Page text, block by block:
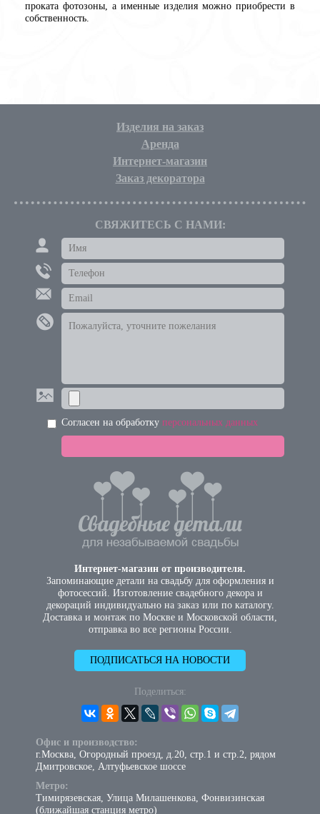
проката фотозоны, а именные изделия можно приобрести в
собственность.
Изделия на заказ
Аренда
Интернет-магазин
Заказ декоратора
СВЯЖИТЕСЬ С НАМИ:
Согласен на обработку персональных данных
Интернет-магазин от производителя.
Запоминающие детали на свадьбу для оформления и
фотосессий. Изготовление свадебного декора и
декораций индивидуально на заказ или по каталогу.
Доставка и монтаж по Москве и Московской области,
отправка во все регионы России.
ПОДПИСАТЬСЯ НА НОВОСТИ
Поделиться:
Офис и производство:
г.Москва, Огородный проезд, д.20, стр.1 и стр.2, рядом
Дмитровское, Алтуфьевское шоссе
Метро:
Тимирязевская, Улица Милашенкова, Фонвизинская
(ближайшая станция метро)